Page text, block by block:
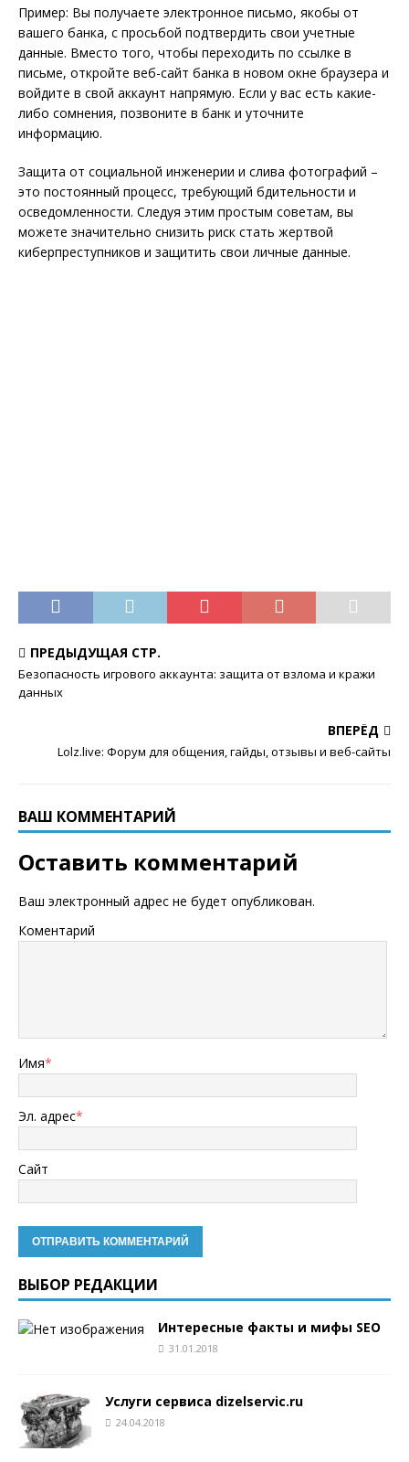
Пример: Вы получаете электронное письмо, якобы от
вашего банка, с просьбой подтвердить свои учетные
данные. Вместо того, чтобы переходить по ссылке в
письме, откройте веб-сайт банка в новом окне браузера и
войдите в свой аккаунт напрямую. Если у вас есть какие-
либо сомнения, позвоните в банк и уточните
информацию.
Защита от социальной инженерии и слива фотографий –
это постоянный процесс, требующий бдительности и
осведомленности. Следуя этим простым советам, вы
можете значительно снизить риск стать жертвой
киберпреступников и защитить свои личные данные.
ПРЕДЫДУЩАЯ СТР.
Безопасность игрового аккаунта: защита от взлома и кражи
данных
ВПЕРЁД
Lolz.live: Форум для общения, гайды, отзывы и веб-сайты
ВАШ КОММЕНТАРИЙ
Оставить комментарий
Ваш электронный адрес не будет опубликован.
Коментарий
Имя*
Эл. адрес*
Сайт
ВЫБОР РЕДАКЦИИ
Интересные факты и мифы SEO
31.01.2018
Услуги сервиса dizelservic.ru
24.04.2018